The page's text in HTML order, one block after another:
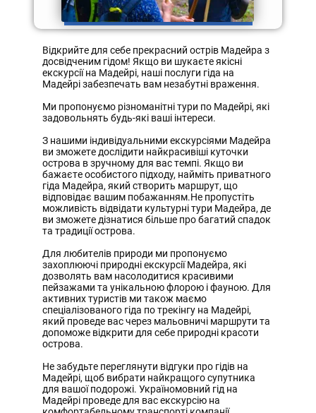
Далi
Відкрийте для себе прекрасний острів Мадейра з
досвідченим гідом! Якщо ви шукаєте якісні
екскурсії на Мадейрі, наші послуги гіда на
Мадейрі забезпечать вам незабутні враження.
Ми пропонуємо різноманітні тури по Мадейрі, які
задовольнять будь-які ваші інтереси.
З нашими індивідуальними екскурсіями Мадейра
ви зможете дослідити найкрасивіші куточки
острова в зручному для вас темпі. Якщо ви
бажаєте особистого підходу, найміть приватного
гіда Мадейра, який створить маршрут, що
відповідає вашим побажанням.Не пропустіть
можливість відвідати культурні тури Мадейра, де
ви зможете дізнатися більше про багатий спадок
та традиції острова.
Для любителів природи ми пропонуємо
захоплюючі природні екскурсії Мадейра, які
дозволять вам насолодитися красивими
пейзажами та унікальною флорою і фауною. Для
активних туристів ми також маємо
спеціалізованого гіда по трекінгу на Мадейрі,
який проведе вас через мальовничі маршрути та
допоможе відкрити для себе природні красоти
острова.
Не забудьте переглянути відгуки про гідів на
Мадейрі, щоб вибрати найкращого супутника
для вашої подорожі. Україномовний гід на
Мадейрі проведе для вас екскурсію на